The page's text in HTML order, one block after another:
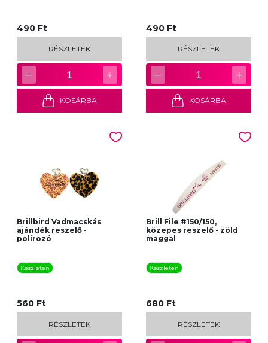
490 Ft
RÉSZLETEK
− 1 +
KOSÁRBA
490 Ft
RÉSZLETEK
− 1 +
KOSÁRBA
Brillbird Vadmacskás
ajándék reszelő -
polírozó
Készleten
560 Ft
RÉSZLETEK
Brill File #150/150,
közepes reszelő - zöld
maggal
Készleten
680 Ft
RÉSZLETEK